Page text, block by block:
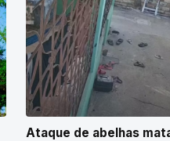
Ataque de abelhas